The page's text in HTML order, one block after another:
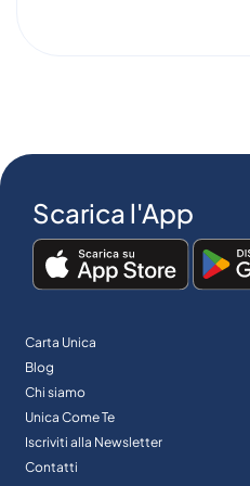
Scarica l'App
Carta Unica
Blog
Chi siamo
Unica Come Te
Iscriviti alla Newsletter
Contatti